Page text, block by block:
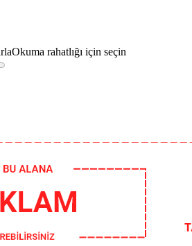
Okuma rahatlığı için seçin